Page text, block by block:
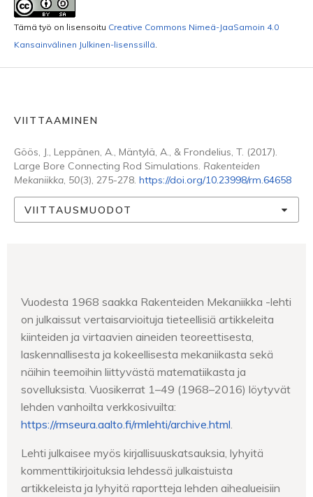
Tämä työ on lisensoitu Creative Commons Nimeä-JaaSamoin 4.0
Kansainvälinen Julkinen-lisenssillä.
VIITTAAMINEN
Göös, J., Leppänen, A., Mäntylä, A., & Frondelius, T. (2017).
Large Bore Connecting Rod Simulations. Rakenteiden
Mekaniikka, 50(3), 275-278. https://doi.org/10.23998/rm.64658
VIITTAUSMUODOT
Vuodesta 1968 saakka Rakenteiden Mekaniikka -lehti
on julkaissut vertaisarvioituja tieteellisiä artikkeleita
kiinteiden ja virtaavien aineiden teoreettisesta,
laskennallisesta ja kokeellisesta mekaniikasta sekä
näihin teemoihin liittyvästä matematiikasta ja
sovelluksista. Vuosikerrat 1–49 (1968–2016) löytyvät
lehden vanhoilta verkkosivuilta:
https://rmseura.aalto.fi/rmlehti/archive.html.
Lehti julkaisee myös kirjallisuuskatsauksia, lyhyitä
kommenttikirjoituksia lehdessä julkaistuista
artikkeleista ja lyhyitä raportteja lehden aihealueisiin